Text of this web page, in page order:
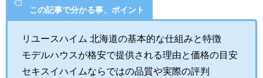
この記事で分かる事、ポイント
リユースハイム 北海道の基本的な仕組みと特徴
モデルハウスが格安で提供される理由と価格の目安
セキスイハイムならではの品質や実際の評判